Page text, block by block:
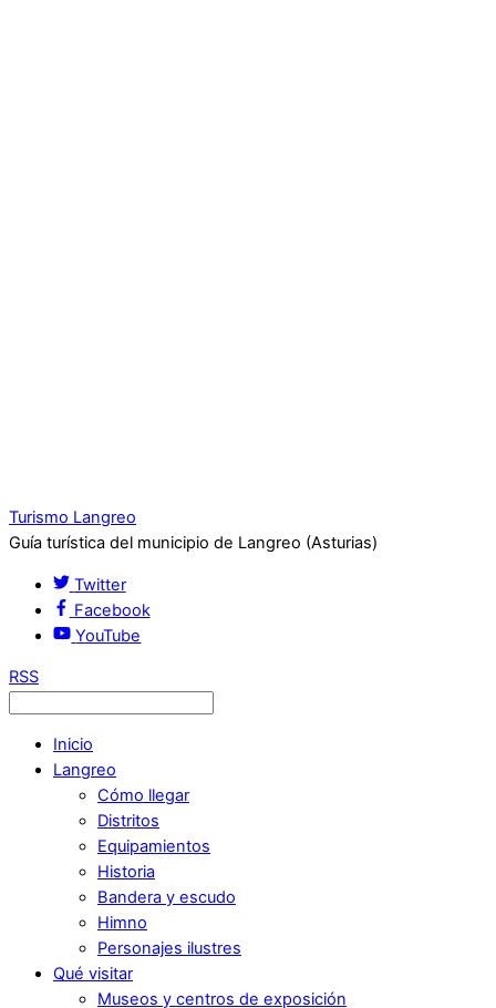
Turismo Langreo
Guía turística del municipio de Langreo (Asturias)
Twitter
Facebook
YouTube
RSS
Inicio
Langreo
Cómo llegar
Distritos
Equipamientos
Historia
Bandera y escudo
Himno
Personajes ilustres
Qué visitar
Museos y centros de exposición